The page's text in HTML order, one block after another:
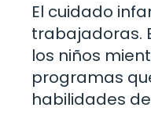
El cuidado
trabajadoras.
los niños
programas
habilidades